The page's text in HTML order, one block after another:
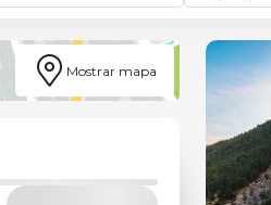
Mostrar mapa